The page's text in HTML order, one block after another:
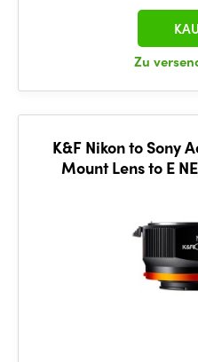
Zu
K&F Nikon to Sony
Mount Lens to E